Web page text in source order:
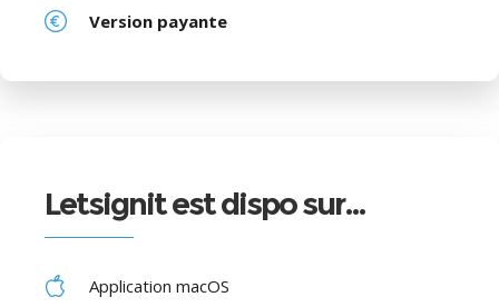
Version payante
Letsignit est dispo sur…
Application macOS